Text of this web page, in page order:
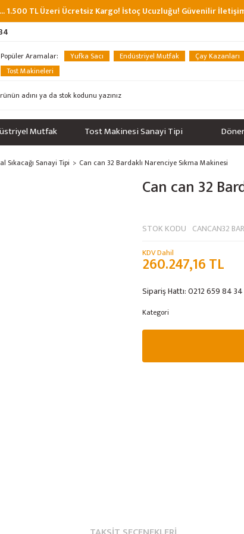
1.500 TL Üzeri Ücretsiz Kargo! İstoç Ucuzluğu! Güvenilir
Popüler Aramalar: Yufka Sacı Endüstriyel Mutfak Çay Kazanları
Tost Makineleri
Mutfak Tost Makinesi Sanayi Tipi
Sıkacağı Sanayi Tipi Can can 32 Bardaklı Narenciye Sıkma Makinesi
Can can 32
STOK KODU CANCAN32
KDV Dahil
260.247,16 TL
Sipariş Hattı:0212 659 84 34
Kategori